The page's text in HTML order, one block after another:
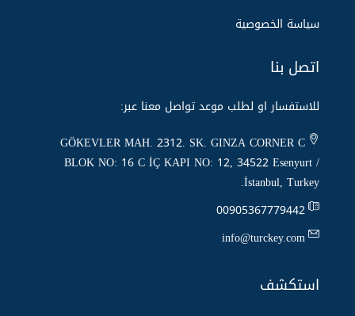
سياسة الخصوصية
اتصل بنا
للاستفسار او لطلب موعد تواصل معنا عبر:
GÖKEVLER MAH. 2312. SK. GINZA CORNER C
BLOK NO: 16 C İÇ KAPI NO: 12, 34522 Esenyurt /
İstanbul, Turkey.
00905367779442
info@turckey.com
استكشف